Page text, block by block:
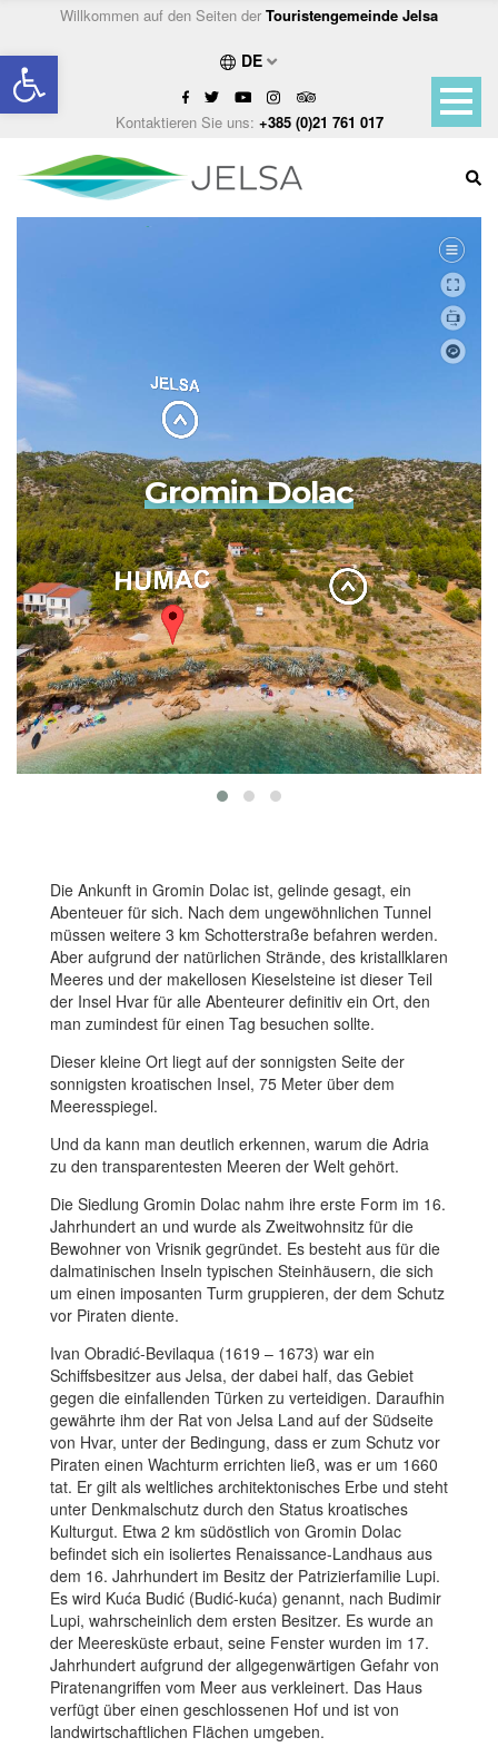
Open toolbar
Willkommen auf den Seiten der Touristengemeinde Jelsa
DE
Kontaktieren Sie uns: +385 (0)21 761 017
Gromin Dolac
Die Ankunft in Gromin Dolac ist, gelinde gesagt, ein
Abenteuer für sich. Nach dem ungewöhnlichen Tunnel
müssen weitere 3 km Schotterstraße befahren werden.
Aber aufgrund der natürlichen Strände, des kristallklaren
Meeres und der makellosen Kieselsteine ​​ist dieser Teil
der Insel Hvar für alle Abenteurer definitiv ein Ort, den
man zumindest für einen Tag besuchen sollte.
Dieser kleine Ort liegt auf der sonnigsten Seite der
sonnigsten kroatischen Insel, 75 Meter über dem
Meeresspiegel.
Und da kann man deutlich erkennen, warum die Adria
zu den transparentesten Meeren der Welt gehört.
Die Siedlung Gromin Dolac nahm ihre erste Form im 16.
Jahrhundert an und wurde als Zweitwohnsitz für die
Bewohner von Vrisnik gegründet. Es besteht aus für die
dalmatinischen Inseln typischen Steinhäusern, die sich
um einen imposanten Turm gruppieren, der dem Schutz
vor Piraten diente.
Ivan Obradić-Bevilaqua (1619 – 1673) war ein
Schiffsbesitzer aus Jelsa, der dabei half, das Gebiet
gegen die einfallenden Türken zu verteidigen. Daraufhin
gewährte ihm der Rat von Jelsa Land auf der Südseite
von Hvar, unter der Bedingung, dass er zum Schutz vor
Piraten einen Wachturm errichten ließ, was er um 1660
tat. Er gilt als weltliches architektonisches Erbe und steht
unter Denkmalschutz durch den Status kroatisches
Kulturgut. Etwa 2 km südöstlich von Gromin Dolac
befindet sich ein isoliertes Renaissance-Landhaus aus
dem 16. Jahrhundert im Besitz der Patrizierfamilie Lupi.
Es wird Kuća Budić (Budić-kuća) genannt, nach Budimir
Lupi, wahrscheinlich dem ersten Besitzer. Es wurde an
der Meeresküste erbaut, seine Fenster wurden im 17.
Jahrhundert aufgrund der allgegenwärtigen Gefahr von
Piratenangriffen vom Meer aus verkleinert. Das Haus
verfügt über einen geschlossenen Hof und ist von
landwirtschaftlichen Flächen umgeben.